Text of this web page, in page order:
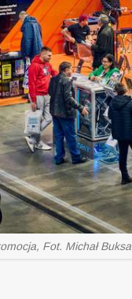
Fot. Michał Buksa